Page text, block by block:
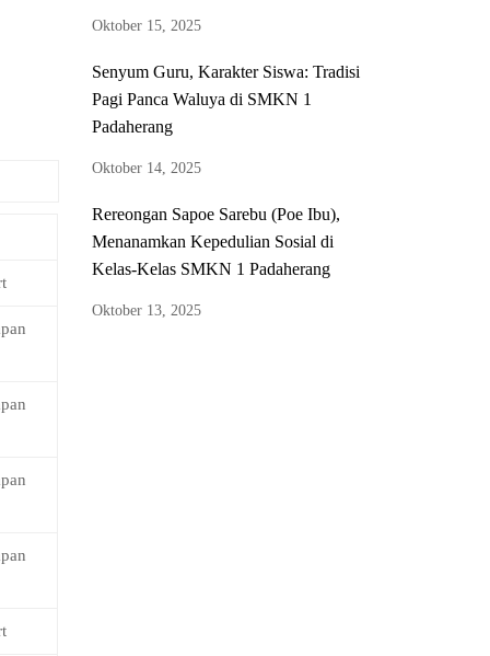
Oktober 15, 2025
Senyum Guru, Karakter Siswa: Tradisi
Pagi Panca Waluya di SMKN 1
Padaherang
Oktober 14, 2025
Rereongan Sapoe Sarebu (Poe Ibu),
Menanamkan Kepedulian Sosial di
Kelas-Kelas SMKN 1 Padaherang
Oktober 13, 2025